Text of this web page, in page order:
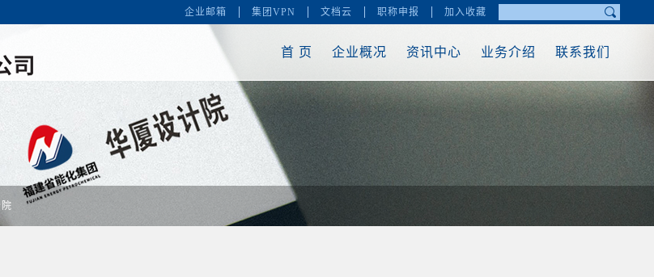
企业邮箱 集团VPN 文档云 职称申报 加入收藏
首 页 企业概况 资讯中心 业务介绍 联系我们